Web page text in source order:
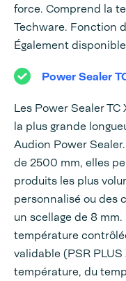
force. Comprend la
Techware. Fonction
Également
Power Sealer
Les Power Sealer
la plus grande
Audion Power
de 2500 mm, elles
produits les plus
personnalisé ou des
un scellage de 8
température
validable (PSR
température, du